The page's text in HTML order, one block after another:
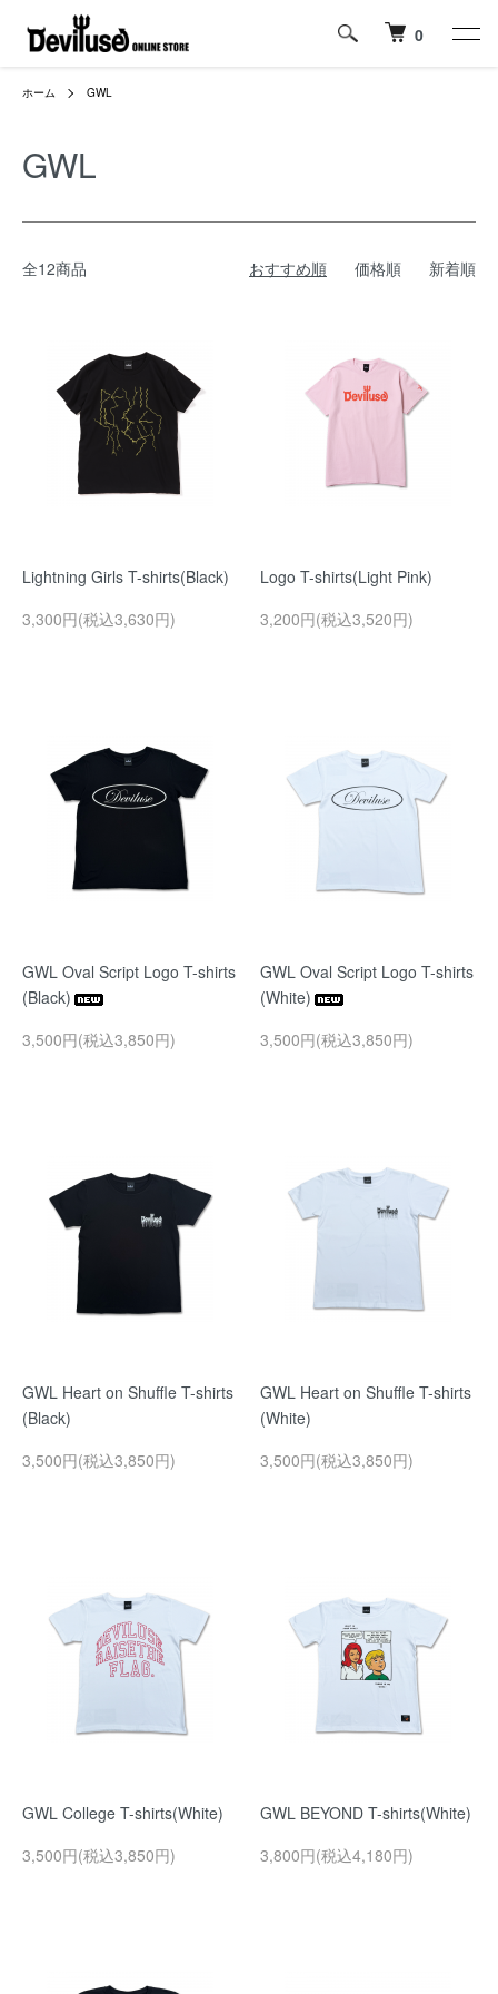
0
ホーム GWL
GWL
全12商品 おすすめ順 価格順 新着順
Lightning Girls T-shirts(Black)
3,300円(税込3,630円)
Logo T-shirts(Light Pink)
3,200円(税込3,520円)
GWL Oval Script Logo T-shirts
(Black)
3,500円(税込3,850円)
GWL Oval Script Logo T-shirts
(White)
3,500円(税込3,850円)
GWL Heart on Shuffle T-shirts
(Black)
3,500円(税込3,850円)
GWL Heart on Shuffle T-shirts
(White)
3,500円(税込3,850円)
GWL College T-shirts(White)
3,500円(税込3,850円)
GWL BEYOND T-shirts(White)
3,800円(税込4,180円)